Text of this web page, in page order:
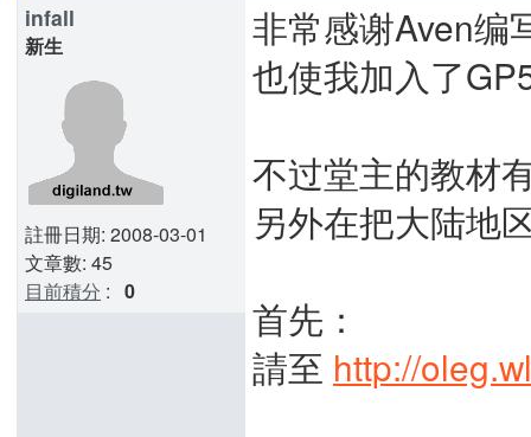
infall
新生
註冊日期: 2008-03-01
文章數: 45
目前積分 : 0
非常感谢Aven编
也使我加入了
不过堂主的教材
另外在把大陆地
首先：
請至 http://